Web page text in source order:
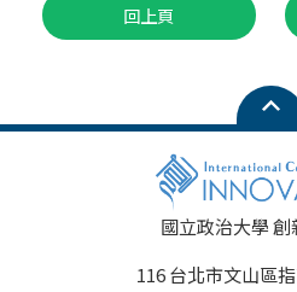
回上頁
國立政治大學
116 台北市文山區